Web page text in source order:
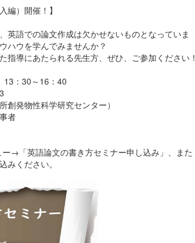
編）開催！】
英語での論文作成は欠かせないものとなっていま
ハウを学んでみませんか？
指導にあたられる先生方、ぜひ、ご参加ください！
13：30～16：40
発物性科学研究センター）
者
→「英語論文の書き方セミナー申し込み」、また
みください。